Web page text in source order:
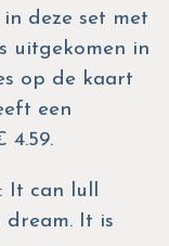
in deze set met
uitgekomen in
op de kaart
een
4.59.
can lull
dream. It is